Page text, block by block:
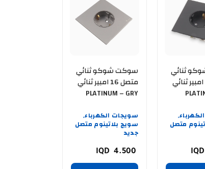
ثنائي
متصل 16 امبير ثنائي
,
متصل
سوكت شوكو ثنائي
متصل 16 امبير ثنائي
PLATINUM – GRY
سويجات الكهرباء,
سويج بلاتينوم متصل
جديد
4.500